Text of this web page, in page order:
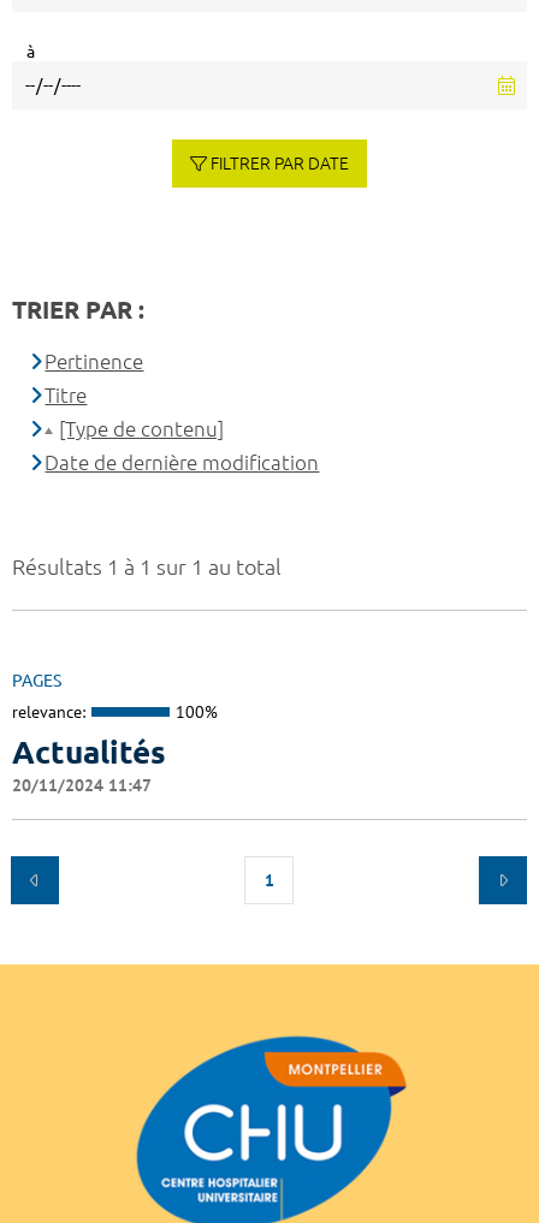
Résultats 1 à 1 sur 1 au total
PAGES
relevance: 100%
Actualités
20/11/2024 11:47
1
à
FILTRER PAR DATE
TRIER PAR :
Pertinence
Titre
[Type de contenu]
Date de dernière modification